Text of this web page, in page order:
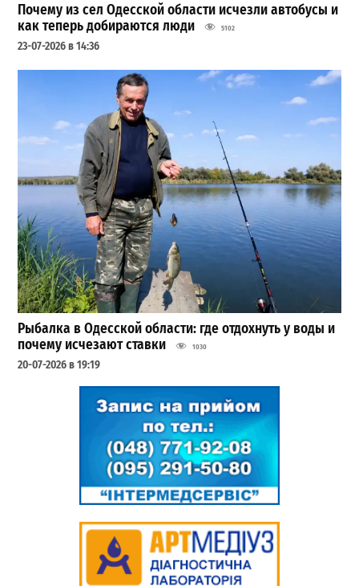
Почему из сел Одесской области исчезли автобусы и
как теперь добираются люди
5102
23-07-2026 в 14:36
Рыбалка в Одесской области: где отдохнуть у воды и
почему исчезают ставки
1030
20-07-2026 в 19:19